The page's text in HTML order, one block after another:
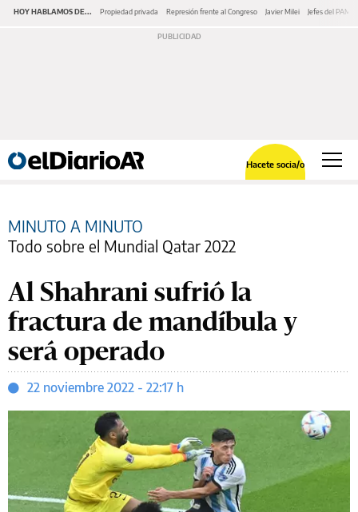
HOY HABLAMOS DE... Propiedad privada Represión frente al Congreso Javier Milei Jefes del PAMI
Hacete socia/o
MINUTO A MINUTO
Todo sobre el Mundial Qatar 2022
Al Shahrani sufrió la
fractura de mandíbula y
será operado
22 noviembre 2022 - 22:17 h